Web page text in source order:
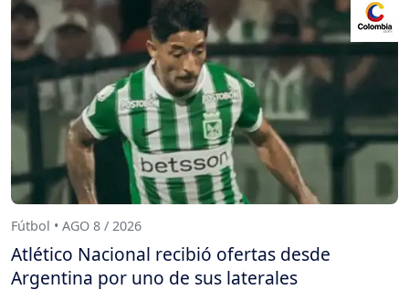
Fútbol • AGO 8 / 2026
Atlético Nacional recibió ofertas desde
Argentina por uno de sus laterales